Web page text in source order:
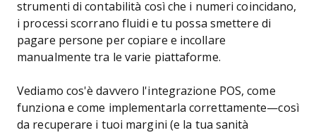
strumenti di contabilità così che i numeri coincidano,
i processi scorrano fluidi e tu possa smettere di
pagare persone per copiare e incollare
manualmente tra le varie piattaforme.
Vediamo cos'è davvero l'integrazione POS, come
funziona e come implementarla correttamente—così
da recuperare i tuoi margini (e la tua sanità